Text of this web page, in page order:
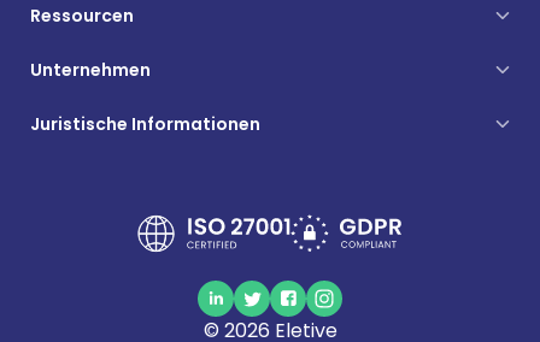
Ressourcen
Unternehmen
Juristische Informationen
© 2026 Eletive